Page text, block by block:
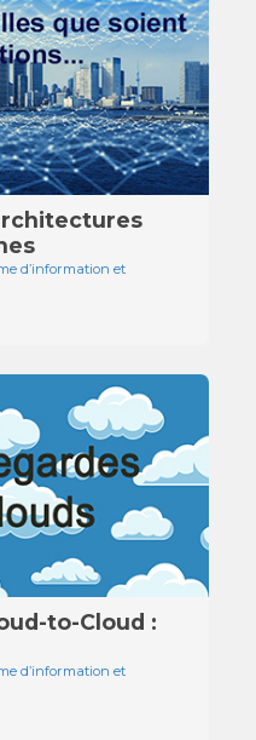
d’information et
to-Cloud :
d’information et